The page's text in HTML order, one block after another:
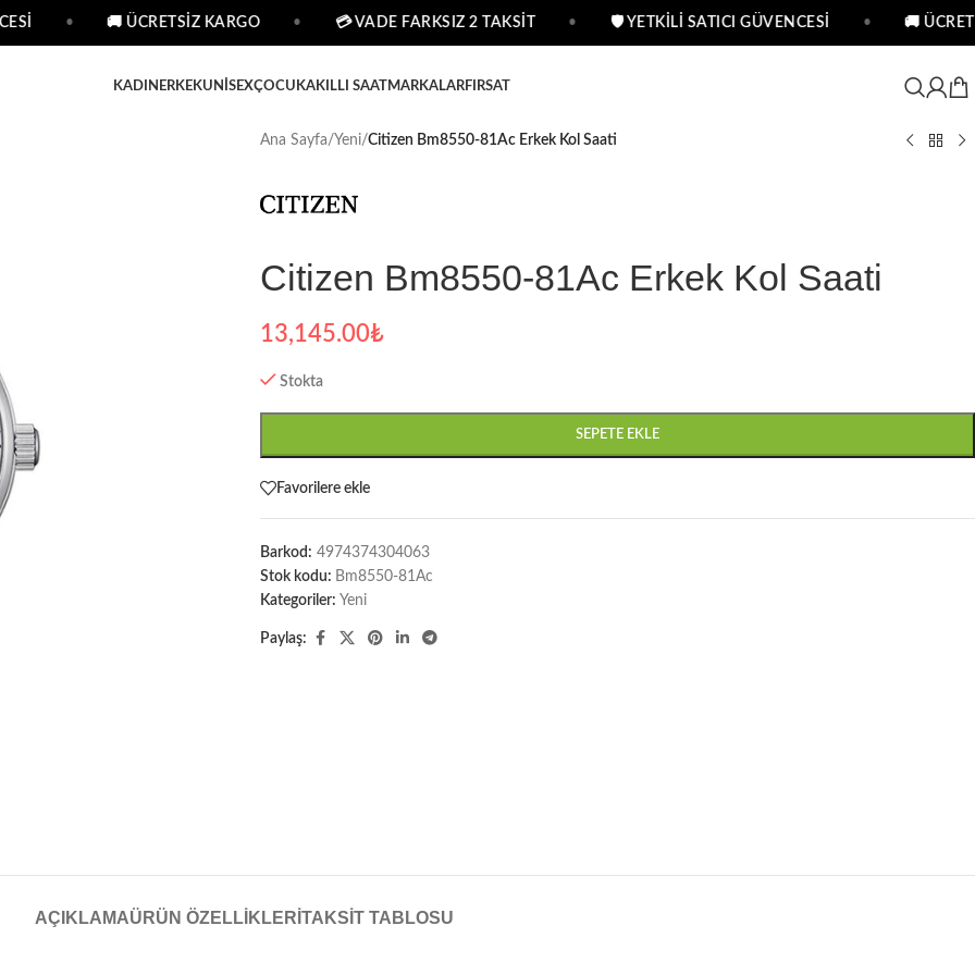
🚚 ÜCRETSİZ KARGO 💳 VADE FARKSIZ 2 TAKSİT 🛡 YETKİLİ SATICI GÜVENCESİ 🚚
KADIN ERKEKUNISEXÇOCUKAKILLI SAATMARKALARFIRSAT
Ana Sayfa/Yeni/Citizen Bm8550-81Ac Erkek Kol Saati
Citizen Bm8550-81Ac Erkek Kol Saati
13,145.00₺
Stokta
SEPETE EKLE
Favorilere ekle
Barkod: 4974374304063
Stok kodu: Bm8550-81Ac
Kategoriler: Yeni
Paylaş:
AÇIKLAMAÜRÜN ÖZELLIKLERI TAKSIT TABLOSU